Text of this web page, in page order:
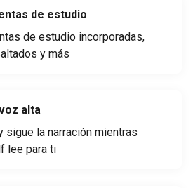
de estudio
de estudio incorporadas,
y más
alta
sigue la narración mientras
lee para ti